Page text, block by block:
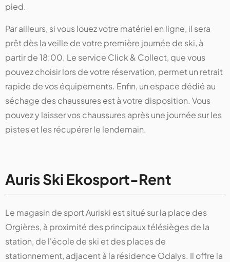
pied.
Par ailleurs, si vous louez votre matériel en ligne, il sera
prêt dès la veille de votre première journée de ski, à
partir de 18:00. Le service Click & Collect, que vous
pouvez choisir lors de votre réservation, permet un retrait
rapide de vos équipements. Enfin, un espace dédié au
séchage des chaussures est à votre disposition. Vous
pouvez y laisser vos chaussures après une journée sur les
pistes et les récupérer le lendemain.
Auris Ski Ekosport-Rent
Le magasin de sport Auriski est situé sur la place des
Orgières, à proximité des principaux télésièges de la
station, de l'école de ski et des places de
stationnement, adjacent à la résidence Odalys. Il offre la